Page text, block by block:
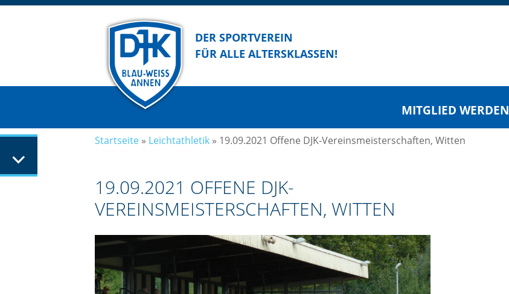
DER SPORTVEREIN
FÜR ALLE ALTERSKLASSEN!
MITGLIED WERDEN
Startseite » Leichtathletik » 19.09.2021 Offene DJK-Vereinsmeisterschaften, Witten
19.09.2021 OFFENE DJK-
VEREINSMEISTERSCHAFTEN, WITTEN